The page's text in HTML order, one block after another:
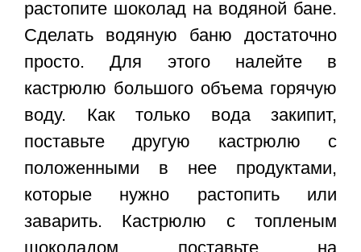
растопите шоколад на водяной бане.
Сделать водяную баню достаточно
просто. Для этого налейте в
кастрюлю большого объема горячую
воду. Как только вода закипит,
поставьте другую кастрюлю с
положенными в нее продуктами,
которые нужно растопить или
заварить. Кастрюлю с топленым
шоколадом поставьте на